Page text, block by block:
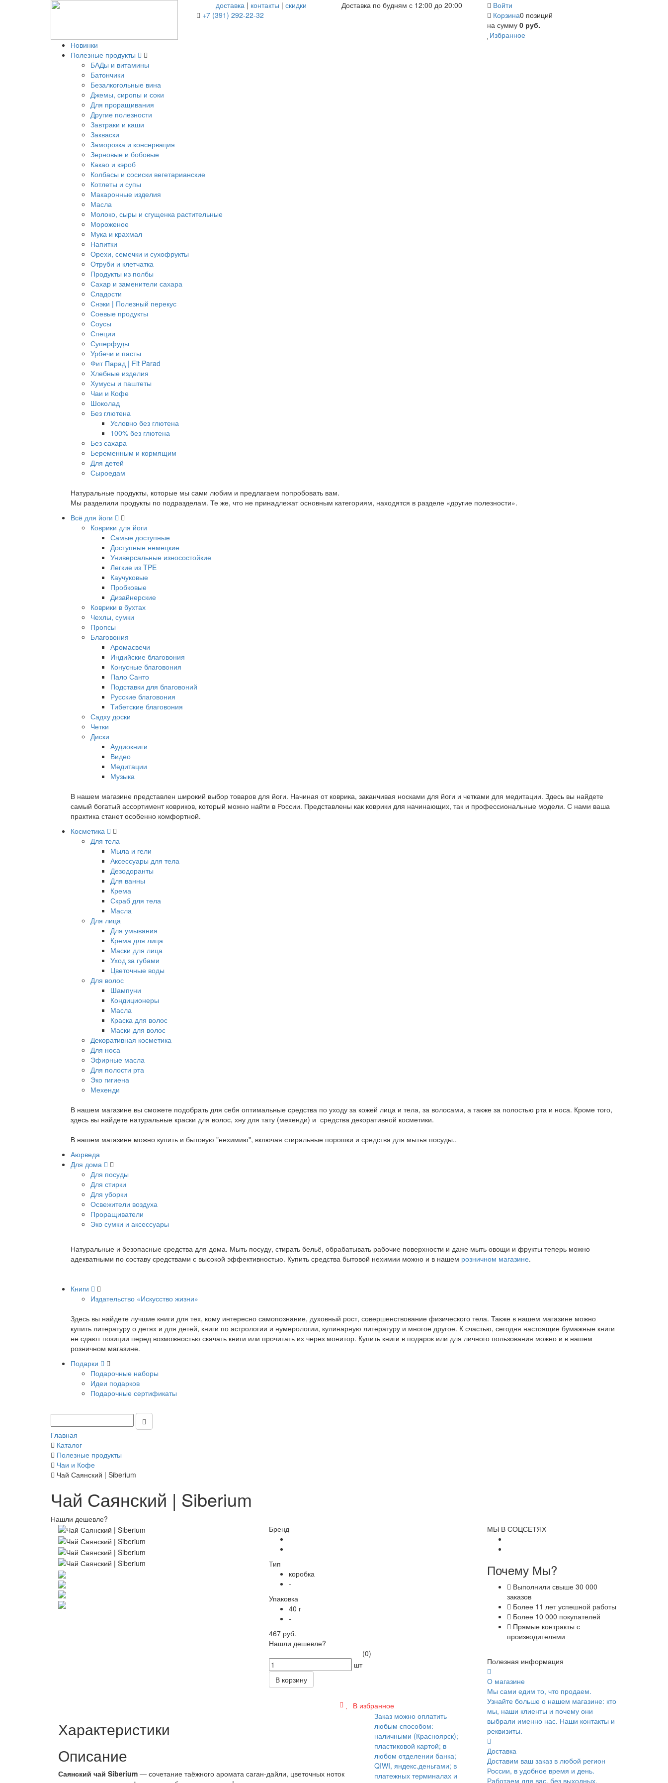
доставка | контакты |скидки
+7 (391) 292-22-32
Доставка по будням с 12:00 до 20:00
Войти
Корзина0 позиций
на сумму 0 руб.
Избранное
Новинки
Полезные продукты
БАДы и витамины
Батончики
Безалкогольные вина
Джемы, сиропы и соки
Для проращивания
Другие полезности
Завтраки и каши
Закваски
Заморозка и консервация
Зерновые и бобовые
Какао и кэроб
Колбасы и сосиски вегетарианские
Котлеты и супы
Макаронные изделия
Масла
Молоко, сыры и сгущенка растительные
Мороженое
Мука и крахмал
Напитки
Орехи, семечки и сухофрукты
Отруби и клетчатка
Продукты из полбы
Сахар и заменители сахара
Сладости
Снэки | Полезный перекус
Соевые продукты
Соусы
Специи
Суперфуды
Урбечи и пасты
Фит Парад | Fit Parad
Хлебные изделия
Хумусы и паштеты
Чаи и Кофе
Шоколад
Без глютена
Условно без глютена
100% без глютена
Без сахара
Беременным и кормящим
Для детей
Сыроедам
Натуральные продукты, которые мы сами любим и предлагаем попробовать вам.
Мы разделили продукты по подразделам. Те же, что не принадлежат основным категориям, находятся в разделе «другие полезности».
Всё для йоги
Коврики для йоги
Самые доступные
Доступные немецкие
Универсальные износостойкие
Легкие из TPE
Каучуковые
Пробковые
Дизайнерские
Коврики в бухтах
Чехлы, сумки
Пропсы
Благовония
Аромасвечи
Индийские благовония
Конусные благовония
Пало Санто
Подставки для благовоний
Русские благовония
Тибетские благовония
Садху доски
Четки
Диски
Аудиокниги
Видео
Медитации
Музыка
В нашем магазине представлен широкий выбор товаров для йоги. Начиная от коврика, заканчивая носками для йоги и четками для медитации. Здесь вы найдете
самый богатый ассортимент ковриков, который можно найти в России. Представлены как коврики для начинающих, так и профессиональные модели. С нами ваша
практика станет особенно комфортной.
Косметика
Для тела
Мыла и гели
Аксессуары для тела
Дезодоранты
Для ванны
Крема
Скраб для тела
Масла
Для лица
Для умывания
Крема для лица
Маски для лица
Уход за губами
Цветочные воды
Для волос
Шампуни
Кондиционеры
Масла
Краска для волос
Маски для волос
Декоративная косметика
Для носа
Эфирные масла
Для полости рта
Эко гигиена
Мехенди
В нашем магазине вы сможете подобрать для себя оптимальные средства по уходу за кожей лица и тела, за волосами, а также за полостью рта и носа. Кроме того,
здесь вы найдете натуральные краски для волос, хну для тату (мехенди) и средства декоративной косметики.
В нашем магазине можно купить и бытовую "нехимию", включая стиральные порошки и средства для мытья посуды..
Аюрведа
Для дома
Для посуды
Для стирки
Для уборки
Освежители воздуха
Проращиватели
Эко сумки и аксессуары
Натуральные и безопасные средства для дома. Мыть посуду, стирать бельё, обрабатывать рабочие поверхности и даже мыть овощи и фрукты теперь можно
адекватными по составу средствами с высокой эффективностью. Купить средства бытовой нехимии можно и в нашем розничном магазине.
Книги
Издательство «Искусство жизни»
Здесь вы найдете лучшие книги для тех, кому интересно самопознание, духовный рост, совершенствование физического тела. Также в нашем магазине можно
купить литературу о детях и для детей, книги по астрологии и нумерологии, кулинарную литературу и многое другое. К счастью, сегодня настоящие бумажные книги
не сдают позиции перед возможностью скачать книги или прочитать их через монитор. Купить книги в подарок или для личного пользования можно и в нашем
розничном магазине.
Подарки
Подарочные наборы
Идеи подарков
Подарочные сертификаты
Главная
Каталог
Полезные продукты
Чаи и Кофе
Чай Саянский | Siberium
Чай Саянский | Siberium
Нашли дешевле?
Бренд
Тип
коробка
-
Упаковка
40 г
-
467 руб.
Нашли дешевле?
(0)
шт
В корзину
В избранное
Характеристики
Описание
Саянский чай Siberium — сочетание таёжного аромата саган-дайли, цветочных ноток
Заказ можно оплатить
любым способом:
наличными (Красноярск);
пластиковой картой; в
любом отделении банка;
QIWI, яндекс.деньгами; в
платежных терминалах и
МЫ В СОЦСЕТЯХ
Почему Мы?
Выполнили свыше 30 000
заказов
Более 11 лет успешной работы
Более 10 000 покупателей
Прямые контракты с
производителями
Полезная информация
О магазине
Мы сами едим то, что продаем.
Узнайте больше о нашем магазине: кто
мы, наши клиенты и почему они
выбрали именно нас. Наши контакты и
реквизиты.
Доставка
Доставим ваш заказ в любой регион
России, в удобное время и день.
Работаем для вас, без выходных.